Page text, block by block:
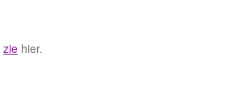
zie hier.